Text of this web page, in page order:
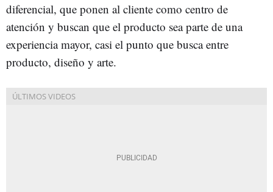
diferencial, que ponen al cliente como centro de
atención y buscan que el producto sea parte de una
experiencia mayor, casi el punto que busca entre
producto, diseño y arte.